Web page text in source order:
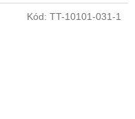
Kód: TT-10101-031-1